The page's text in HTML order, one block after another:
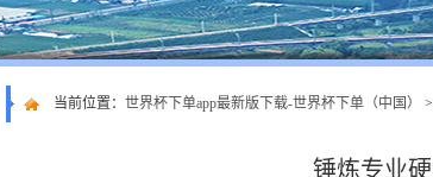
当前位置： 世界杯下单app最新版下载-世界杯下单（中国） >
锤炼专业